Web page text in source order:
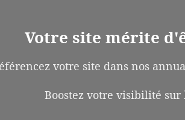
Votre site mérite
votre site dans nos
Boostez votre visibilité sur